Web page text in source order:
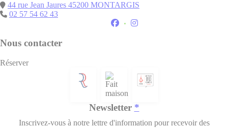
44 rue Jean Jaures 45200 MONTARGIS
02 57 54 62 43
Facebook ((ouvre une nouvelle
Instagram ((ouvre une
Nous contacter
Réserver
Newsletter *
Inscrivez-vous à notre lettre d'information pour recevoir des